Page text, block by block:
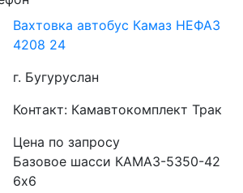
Вахтовка автобус Камаз НЕФАЗ
4208 24
г. Бугуруслан
Контакт: Камавтокомплект Трак
Цена по запросу
Базовое шасси КАМАЗ-5350-42
6x6